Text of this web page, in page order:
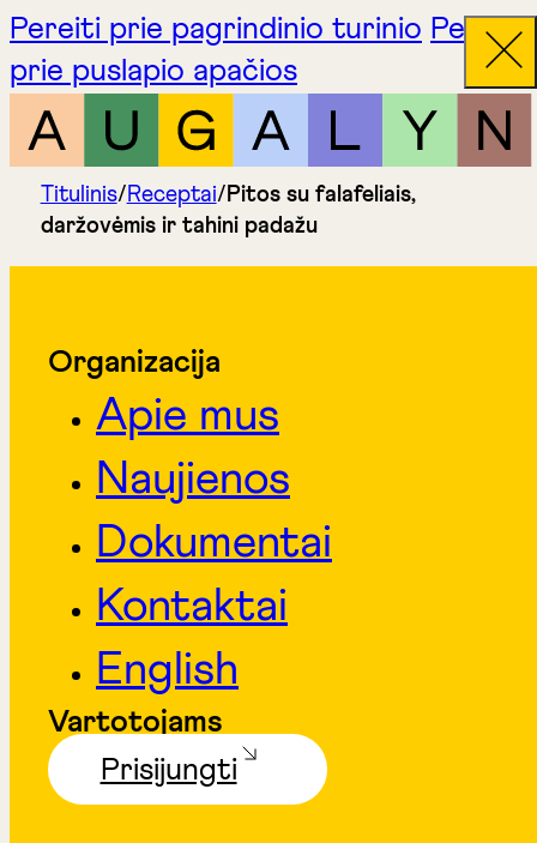
Pereiti prie pagrindinio turinio Pereiti
prie puslapio apačios
Titulinis/Receptai/ Pitos su falafeliais,
daržovėmis ir tahini padažu
Organizacija
Apie mus
Naujienos
Dokumentai
Kontaktai
English
Vartotojams
Prisijungti